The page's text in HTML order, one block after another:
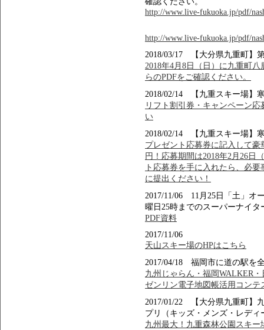
http://www.live-fukuoka.jp/pdf/
http://www.live-fukuoka.jp/pdf/
2018/03/17 【大分県九重町】
2018年4月8日（日）に九重町
らのPDFをご確認ください。
2018/02/14 【九重スキー場】
リフト割引券・キャンペーン
い
2018/02/14 【九重スキー場】
プレゼント応募券に記入して豪
円！応募期間は2018年2月26日
ト応募券を手に入れたら、必
に提出ください！
2017/11/06 11月25日「土」オ
曜日25時までのスーパーナイ
PDF資料
2017/11/06
天山スキー場のHPはこちら
2017/04/18 福岡市に道の駅を
九州じゃらん・福岡WALKER
ゼンリン電子地図帳活用コン
2017/01/22 【大分県九重町】
プリ（キッズ・メンズ・レデ
九州最大！九重森林公園スキー